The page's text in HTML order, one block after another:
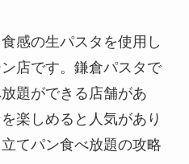
感の生パスタを使用し
店です。鎌倉パスタで
題ができる店舗があ
楽しめると人気があり
てパン食べ放題の攻略